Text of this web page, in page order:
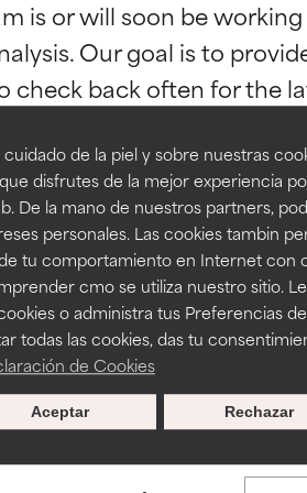
de la piel y sobre nuestras
disfrutes de la mejor experiencia
De la mano de nuestros partners,
personales. Las cookies tambin
tu comportamiento en Internet con
cmo se utiliza nuestro sitio.
o administra tus Preferencias de
todas las cookies, das tu
de Cookies
Rechazar
Aceptar
is or will soon be
Our goal is to
TO SEARCH
in this dictionary. Regulations
para la piel. Su eficacia está
de la categoría excelente, suelen ser
de una fórmula.
a su apariencia, estabilidad o
con suficiente respaldo científico.
se recomienda evitarlo por su
otros ingredientes problemáticos.
como irritación, inflamación o
para la piel. Su eficacia está
de la categoría excelente, suelen ser
de una fórmula.
a su apariencia, estabilidad o
con suficiente respaldo científico.
se recomienda evitarlo por su
otros ingredientes problemáticos.
como irritación, inflamación o